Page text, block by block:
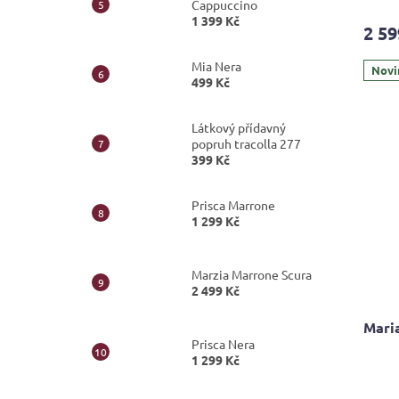
Cappuccino
1 399 Kč
Mia Nera
499 Kč
Látkový přídavný
popruh tracolla 277
399 Kč
Prisca Marrone
1 299 Kč
Marzia Marrone Scura
2 499 Kč
Prisca Nera
1 299 Kč
je
2